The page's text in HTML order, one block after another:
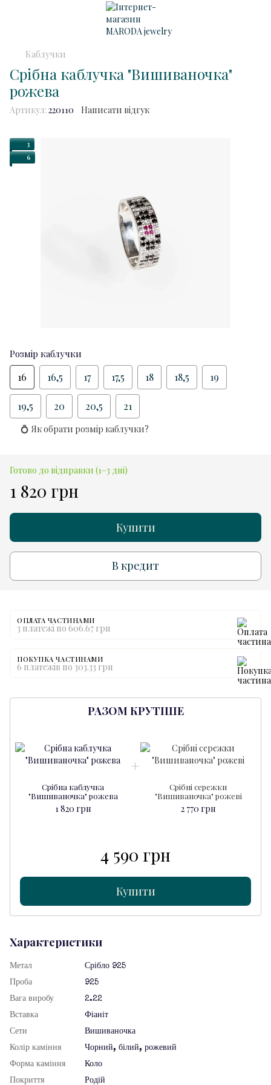
Каблучки
Срібна каблучка "Вишиваночка"
рожева
Артикул: 220110 Написати відгук
3
6
Розмір каблучки
16 16,5 17 17,5 18 18,5 19
19,5 20 20,5 21
💍 Як обрати розмір каблучки?
Готово до відправки (1–3 дні)
1 820 грн
Купити
В кредит
ОПЛАТА ЧАСТИНАМИ
3 платежі по 606.67 грн
ПОКУПКА ЧАСТИНАМИ
6 платежів по 303.33 грн
РАЗОМ КРУТІШЕ
Срібна каблучка
"Вишиваночка" рожева
1 820 грн
Срібні сережки
"Вишиваночка" рожеві
2 770 грн
4 590 грн
Купити
Характеристики
Метал
Срібло 925
Проба
925
Вага виробу
2.22
Вставка
Фіаніт
Сети
Вишиваночка
Колір каміння
Чорний, білий, рожевий
Форма каміння
Коло
Покриття
Родій